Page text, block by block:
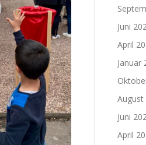
Juni
April
Januar
August
Juni
April